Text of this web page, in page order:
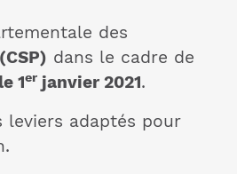
des
dans le cadre de
1er janvier 2021.
leviers adaptés pour